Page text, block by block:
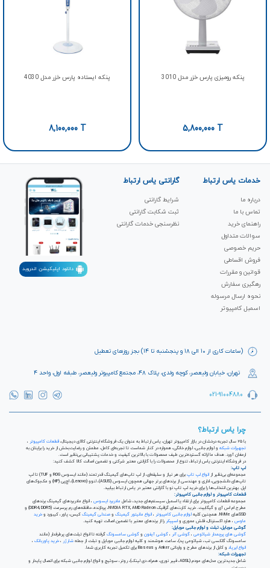
پنکه رومیزی پارس خزر مدل 3010
5,800,000 T
پنکه ایستاده پارس خزر مدل 4030
8,100,000T
(ساعات کاری از ۱۰ الی ۱۸ و پنجشنبه تا ۱۴) بجز روزهای تعطیل
تهران، خیابان ولیعصر، کوچه ولدی، پلاک ۴۸، مجتمع کامپیوتر ولیعصر، طبقه اول، واحد ۴
021-91004880
خدمات یاس ارتباط
درباره ما
تماس با ما
راهنمای خرید
سوالات متداول
حریم خصوصی
فروش اقساطی
قوانین و مقررات
رهگیری سفارش
نحوه ارسال مرسوله
اسمبل کامپیوتر
گارانتی یاس ارتباط
شرایط گارانتی
ثبت شکابت‌ گارانتی
نظرسنجی خدمات گارانتی
دانلود اپلیکیشن اندروید
چرا یاس ارتباط؟
با ۲۵ سال تجربه درخشان در بازار کامپیوتر تهران، یاس ارتباط به عنوان یک فروشگاه اینترنتی کالای دیجیتال، قطعات کامپیوتر
تجهیزات شبکه
و لوازم جانبی، لوازم خانگی، همواره در کنار شماست تا تجربه‌ای کامل، مطمئن و رضایت‌بخش از خرید را برایتان به
ارمغان آورد. هدف ما ارائه گسترده‌ترین طیف محصولات با بالاترین کیفیت و خدمات پشتیبانی بی‌نظیر است.
در فروشگاه اینترنتی یاس ارتباط، تنوع از محصولات را با گارانتی معتبر شرکتی و تضمین اصالت کالا کشف کنید:
لپ تاپ:
مجموعه‌ای بی‌نظیر از انواع لپ تاپ
برای هر نیاز و سلیقه‌ای، از لپ تاپ‌های گیمینگ قدرتمند (مانند ایسوس ROG و TUF) تا لپ
تاپ‌های دانشجویی، اداری و مهندسی از برندهای برتر جهانی همچون ایسوس (ASUS)، لنوو (Lenovo)، اچ‌پی (HP) و مک‌بوک‌های
اپل. بهترین انتخاب‌ها را برای خرید لپ تاپ نو با گارانتی معتبر در یاس ارتباط بیابید.
قطعات کامپیوتر و لوازم جانبی کامپیوتر:
مجموعه قطعات کامپیوتر برای ارتقاء یا اسمبل سیستم‌های جدید، شامل مادربرد ایسوس ، انواع مادربردهای گیمینگ برندهای
مطرح ام اس آی و گیگابیت. خرید کارت‌های گرافیک NVIDIA RTX, AMD Radeon، پردازنده‌، حافظه‌های رم پرسرعت (DDR4, DDR5) و
SSDهای NVMe. همچنین کلیه
لوازم جانبی کامپیوتر انواع مانیتور گیمینگ صندلی گیمینگ
خرید
ماوس
اسپیکر
گوشی موبایل، تبلت و لوازم جانبی موبایل:
گوشی های پرچمدار شیائومی گوشی آنر گوشی آیفون گوشی سامسونگ گرفته تا انواع تبلت‌های پرطرفدار (مانند
سامسونگ گلکسی تب، شیائومی پد)، ساعت هوشمند و کلیه لوازم جانبی موبایل و تبلت از جمله شارژر خرید پاوربانک
انواع ایرپاد
تجهیزات شبکه:
شامل جدیدترین مدل‌های مودم (ADSL، فیبر نوری، همراه، دی لینک)، روتر، سوئیچ و انواع لوازم جانبی شبکه برای اتصال پایدار و